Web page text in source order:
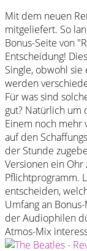
Mit dem neuen
mitgeliefert. So
Bonus-Seite von
Entscheidung!
Single, obwohl
werden
Für was sind
gut? Natürlich um
Einem noch mehr
auf den
der Stunde
Versionen ein Ohr
Pflichtprogramm.
entscheiden,
Umfang an
der Audiophilen
Atmos-Mix